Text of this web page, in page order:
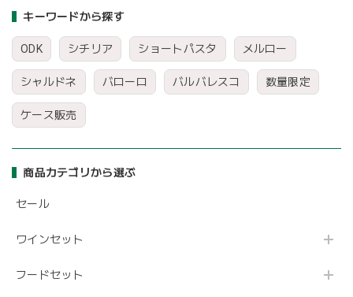
キーワードから探す
ODK シチリア ショートパスタ メルロー
シャルドネ バローロ バルバレスコ 数量限定
ケース販売
商品カテゴリから選ぶ
セール
ワインセット
フードセット